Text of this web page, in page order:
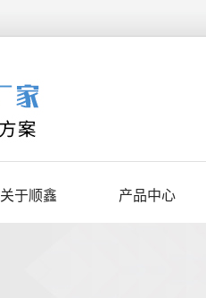
关于顺鑫 产品中心